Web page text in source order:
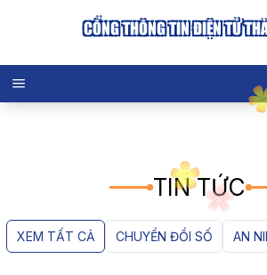
CỔNG THÔNG TIN ĐIỆN TỬ
TIN TỨC
XEM TẤT CẢ CHUYỂN ĐỔI SỐ AN